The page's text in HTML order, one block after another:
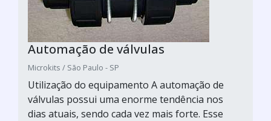
Automação de válvulas
Microkits / São Paulo - SP
Utilização do equipamento A automação de
válvulas possui uma enorme tendência nos
dias atuais, sendo cada vez mais forte. Esse